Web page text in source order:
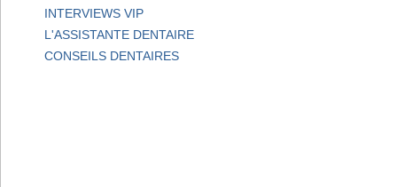
INTERVIEWS VIP
L'ASSISTANTE DENTAIRE
CONSEILS DENTAIRES